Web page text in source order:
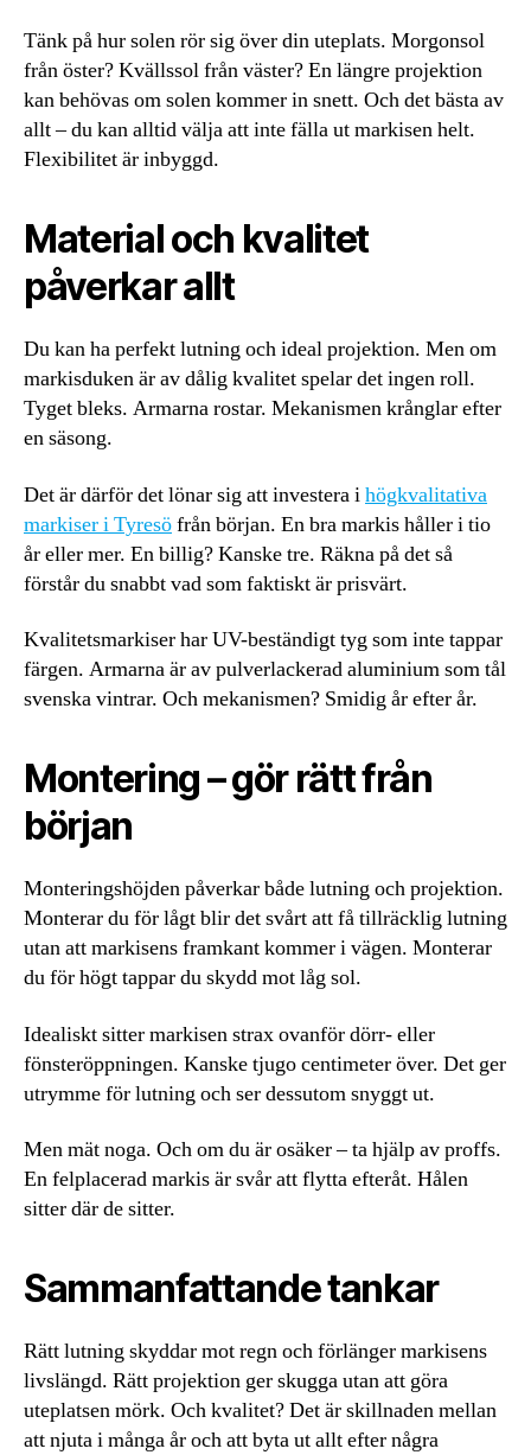
Tänk på hur solen rör sig över din uteplats. Morgonsol
från öster? Kvällssol från väster? En längre projektion
kan behövas om solen kommer in snett. Och det bästa av
allt – du kan alltid välja att inte fälla ut markisen helt.
Flexibilitet är inbyggd.
Material och kvalitet
påverkar allt
Du kan ha perfekt lutning och ideal projektion. Men om
markisduken är av dålig kvalitet spelar det ingen roll.
Tyget bleks. Armarna rostar. Mekanismen krånglar efter
en säsong.
Det är därför det lönar sig att investera ihögkvalitativa
markiser i Tyresöfrån början. En bra markis håller i tio
år eller mer. En billig? Kanske tre. Räkna på det så
förstår du snabbt vad som faktiskt är prisvärt.
Kvalitetsmarkiser har UV-beständigt tyg som inte tappar
färgen. Armarna är av pulverlackerad aluminium som tål
svenska vintrar. Och mekanismen? Smidig år efter år.
Montering – gör rätt från
början
Monteringshöjden påverkar både lutning och projektion.
Monterar du för lågt blir det svårt att få tillräcklig lutning
utan att markisens framkant kommer i vägen. Monterar
du för högt tappar du skydd mot låg sol.
Idealiskt sitter markisen strax ovanför dörr- eller
fönsteröppningen. Kanske tjugo centimeter över. Det ger
utrymme för lutning och ser dessutom snyggt ut.
Men mät noga. Och om du är osäker – ta hjälp av proffs.
En felplacerad markis är svår att flytta efteråt. Hålen
sitter där de sitter.
Sammanfattande tankar
Rätt lutning skyddar mot regn och förlänger markisens
livslängd. Rätt projektion ger skugga utan att göra
uteplatsen mörk. Och kvalitet? Det är skillnaden mellan
att njuta i många år och att byta ut allt efter några